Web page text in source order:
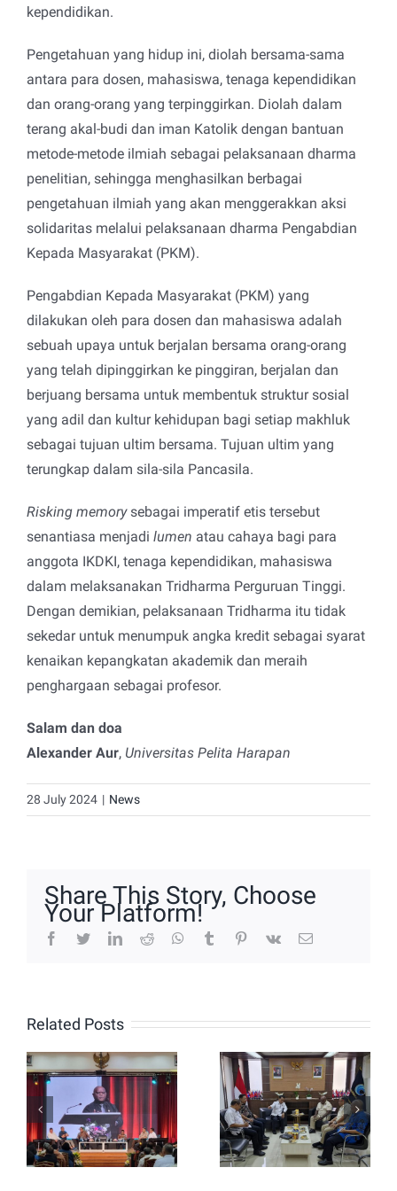
kependidikan.
Pengetahuan yang hidup ini, diolah bersama-sama
antara para dosen, mahasiswa, tenaga kependidikan
dan orang-orang yang terpinggirkan. Diolah dalam
terang akal-budi dan iman Katolik dengan bantuan
metode-metode ilmiah sebagai pelaksanaan dharma
penelitian, sehingga menghasilkan berbagai
pengetahuan ilmiah yang akan menggerakkan aksi
solidaritas melalui pelaksanaan dharma Pengabdian
Kepada Masyarakat (PKM).
Pengabdian Kepada Masyarakat (PKM) yang
dilakukan oleh para dosen dan mahasiswa adalah
sebuah upaya untuk berjalan bersama orang-orang
yang telah dipinggirkan ke pinggiran, berjalan dan
berjuang bersama untuk membentuk struktur sosial
yang adil dan kultur kehidupan bagi setiap makhluk
sebagai tujuan ultim bersama. Tujuan ultim yang
terungkap dalam sila-sila Pancasila.
Risking memorysebagai imperatif etis tersebut
senantiasa menjadi lumen atau cahaya bagi para
anggota IKDKI, tenaga kependidikan, mahasiswa
dalam melaksanakan Tridharma Perguruan Tinggi.
Dengan demikian, pelaksanaan Tridharma itu tidak
sekedar untuk menumpuk angka kredit sebagai syarat
kenaikan kepangkatan akademik dan meraih
penghargaan sebagai profesor.
Salam dan doa
Alexander Aur, Universitas Pelita Harapan
28 July 2024 | News
Share This Story, Choose
Your Platform!
facebook
twitterlinkedinreddit whatsapptumblr pinterest
vk Email
Related Posts
Perayaan
Ulang
Tahun
IKDKI
Ditandai
Audiensi
dengan
Menteri
HAK,
Jelang